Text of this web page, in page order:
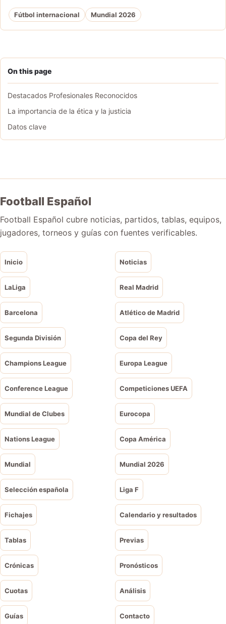
On this page
Destacados Profesionales Reconocidos
La importancia de la ética y la justicia
Datos clave
Fútbol internacional Mundial 2026
Football Español
Football Español cubre noticias, partidos, tablas, equipos,
jugadores, torneos y guías con fuentes verificables.
Inicio Noticias
LaLiga Real Madrid
Barcelona Atlético de Madrid
Segunda División Copa del Rey
Champions League Europa League
Conference League Competiciones UEFA
Mundial de Clubes Eurocopa
Nations League Copa América
Mundial Mundial 2026
Selección española Liga F
Fichajes Calendario y resultados
Tablas Previas
Crónicas Pronósticos
Cuotas Análisis
Guías Contacto